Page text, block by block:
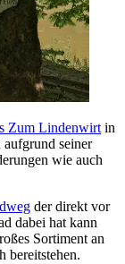
Zum Lindenwirtin
aufgrund seiner
wie auch
der direkt vor
dabei hat kann
Sortiment an
bereitstehen.